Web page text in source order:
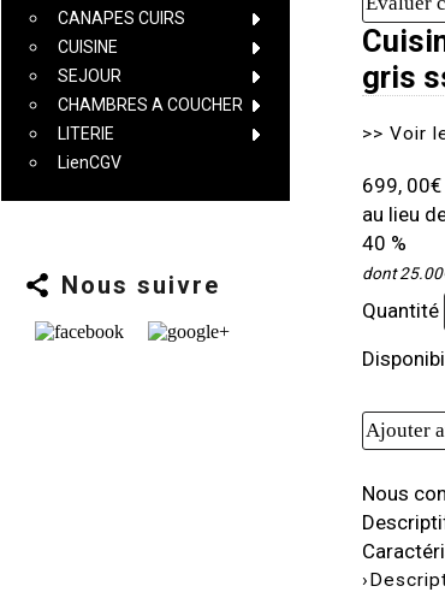
CANAPES CUIRS
CUISINE
SEJOUR
CHAMBRES A COUCHER
LITERIE
LienCGV
Nous suivre
gris
>> Voir
699, 00€
au lieu
40 %
dont
Quantité
Nous
›